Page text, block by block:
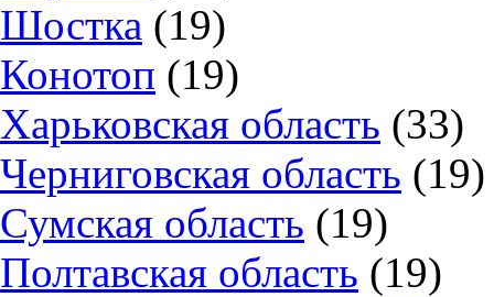
Шостка (19)
Конотоп (19)
Харьковская область (33)
Черниговская область (19)
Сумская область (19)
Полтавская область (19)